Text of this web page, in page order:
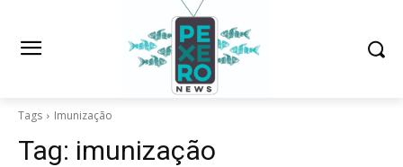
Tags Imunização
Tag: imunização